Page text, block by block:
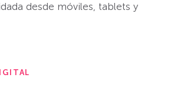
desde móviles, tablets y